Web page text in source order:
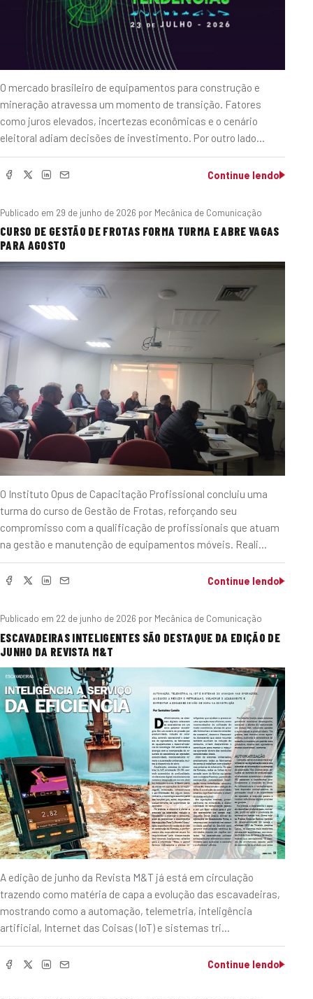
O mercado brasileiro de equipamentos para construção e
mineração atravessa um momento de transição. Fatores
como juros elevados, incertezas econômicas e o cenário
eleitoral adiam decisões de investimento. Por outro lado…
Continue lendo
Publicado em 29 de junho de 2026 por Mecânica de Comunicação
CURSO DE GESTÃO DE FROTAS FORMA TURMA E ABRE VAGAS
PARA AGOSTO
O Instituto Opus de Capacitação Profissional concluiu uma
turma do curso de Gestão de Frotas, reforçando seu
compromisso com a qualificação de profissionais que atuam
na gestão e manutenção de equipamentos móveis. Reali…
Continue lendo
Publicado em 22 de junho de 2026 por Mecânica de Comunicação
ESCAVADEIRAS INTELIGENTES SÃO DESTAQUE DA EDIÇÃO DE
JUNHO DA REVISTA M&T
A edição de junho da Revista M&T já está em circulação
trazendo como matéria de capa a evolução das escavadeiras,
mostrando como a automação, telemetria, inteligência
artificial, Internet das Coisas (IoT) e sistemas tri…
Continue lendo